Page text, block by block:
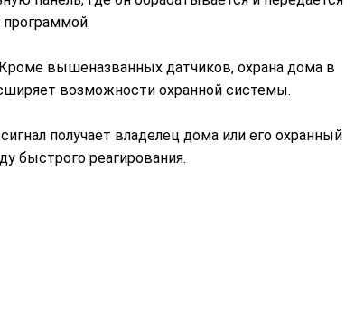
вышеназванных датчиков, охрана дома в
возможности охранной системы.
получает владелец дома или его охранный
быстрого реагирования.